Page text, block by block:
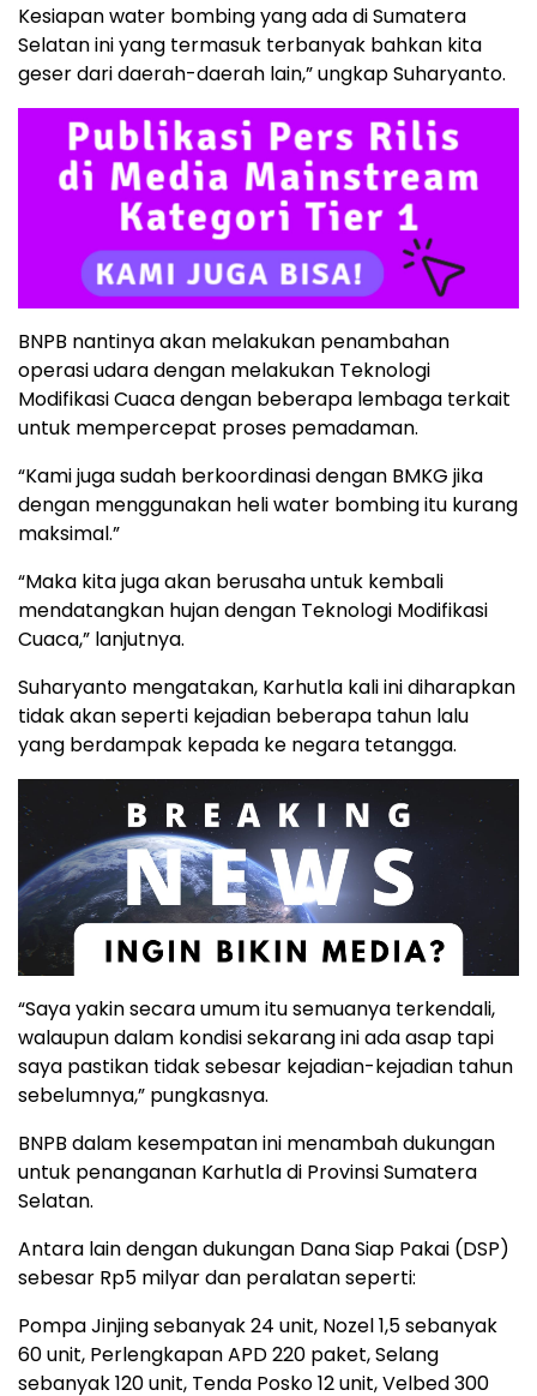
Kesiapan water bombing yang ada di Sumatera
Selatan ini yang termasuk terbanyak bahkan kita
geser dari daerah-daerah lain,” ungkap Suharyanto.
BNPB nantinya akan melakukan penambahan
operasi udara dengan melakukan Teknologi
Modifikasi Cuaca dengan beberapa lembaga terkait
untuk mempercepat proses pemadaman.
“Kami juga sudah berkoordinasi dengan BMKG jika
dengan menggunakan heli water bombing itu kurang
maksimal.”
“Maka kita juga akan berusaha untuk kembali
mendatangkan hujan dengan Teknologi Modifikasi
Cuaca,” lanjutnya.
Suharyanto mengatakan, Karhutla kali ini diharapkan
tidak akan seperti kejadian beberapa tahun lalu
yang berdampak kepada ke negara tetangga.
“Saya yakin secara umum itu semuanya terkendali,
walaupun dalam kondisi sekarang ini ada asap tapi
saya pastikan tidak sebesar kejadian-kejadian tahun
sebelumnya,” pungkasnya.
BNPB dalam kesempatan ini menambah dukungan
untuk penanganan Karhutla di Provinsi Sumatera
Selatan.
Antara lain dengan dukungan Dana Siap Pakai (DSP)
sebesar Rp5 milyar dan peralatan seperti:
Pompa Jinjing sebanyak 24 unit, Nozel 1,5 sebanyak
60 unit, Perlengkapan APD 220 paket, Selang
sebanyak 120 unit, Tenda Posko 12 unit, Velbed 300